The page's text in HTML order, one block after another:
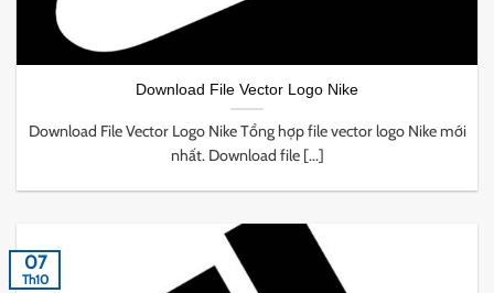
Download File Vector Logo Nike
Download File Vector Logo Nike Tổng hợp file vector logo Nike mới
nhất. Download file [...]
07
Th10